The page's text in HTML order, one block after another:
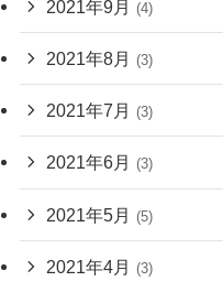
2021年9月 (4)
2021年8月 (3)
2021年7月 (3)
2021年6月 (3)
2021年5月 (5)
2021年4月 (3)